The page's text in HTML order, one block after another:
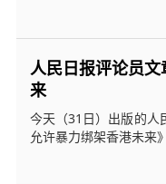
人民日报评论员
来
今天（31日）出版的人
允许暴力绑架香港未来》